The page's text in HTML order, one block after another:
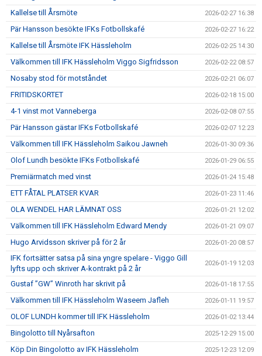
Kallelse till Årsmöte 2026-02-27 16:38
Pär Hansson besökte IFKs Fotbollskafé 2026-02-27 16:22
Kallelse till Årsmöte IFK Hässleholm 2026-02-25 14:30
Välkommen till IFK Hässleholm Viggo Sigfridsson 2026-02-22 08:57
Nosaby stod för motståndet 2026-02-21 06:07
FRITIDSKORTET 2026-02-18 15:00
4-1 vinst mot Vanneberga 2026-02-08 07:55
Pär Hansson gästar IFKs Fotbollskafé 2026-02-07 12:23
Välkommen till IFK Hässleholm Saikou Jawneh 2026-01-30 09:36
Olof Lundh besökte IFKs Fotbollskafé 2026-01-29 06:55
Premiärmatch med vinst 2026-01-24 15:48
ETT FÅTAL PLATSER KVAR 2026-01-23 11:46
OLA WENDEL HAR LÄMNAT OSS 2026-01-21 12:02
Välkommen till IFK Hässleholm Edward Mendy 2026-01-21 09:07
Hugo Arvidsson skriver på för 2 år 2026-01-20 08:57
IFK fortsätter satsa på sina yngre spelare - Viggo Gill
lyfts upp och skriver A-kontrakt på 2 år
2026-01-19 12:03
Gustaf ”GW” Winroth har skrivit på 2026-01-18 17:55
Välkommen till IFK Hässleholm Waseem Jafleh 2026-01-11 19:57
OLOF LUNDH kommer till IFK Hässleholm 2026-01-02 13:44
Bingolotto till Nyårsafton 2025-12-29 15:00
Köp Din Bingolotto av IFK Hässleholm 2025-12-23 12:09